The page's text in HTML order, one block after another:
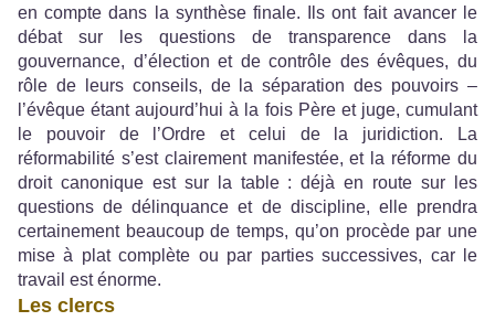
en compte dans la synthèse finale. Ils ont fait avancer le
débat sur les questions de transparence dans la
gouvernance, d’élection et de contrôle des évêques, du
rôle de leurs conseils, de la séparation des pouvoirs –
l’évêque étant aujourd’hui à la fois Père et juge, cumulant
le pouvoir de l’Ordre et celui de la juridiction. La
réformabilité s’est clairement manifestée, et la réforme du
droit canonique est sur la table : déjà en route sur les
questions de délinquance et de discipline, elle prendra
certainement beaucoup de temps, qu’on procède par une
mise à plat complète ou par parties successives, car le
travail est énorme.
Les clercs